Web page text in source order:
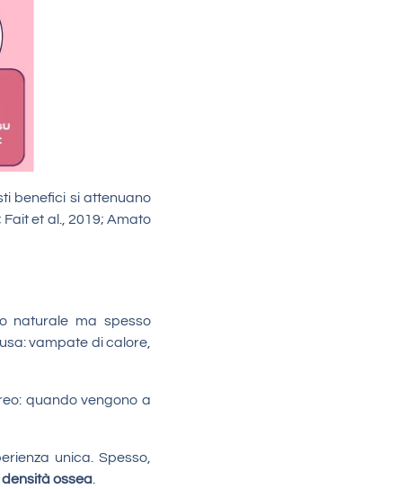
benefici si attenuano
et al., 2019; Amato
naturale ma spesso
vampate di calore,
quando vengono a
unica. Spesso,
densità ossea